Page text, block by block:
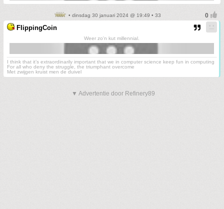
• dinsdag 30 januari 2024 @ 19:49 • 33
FlippingCoin
Weer zo'n kut millennial.
I think that it’s extraordinarily important that we in computer science keep fun in computing
For all who deny the struggle, the triumphant overcome
Met zwijgen kruist men de duivel
▼ Advertentie door Refinery89